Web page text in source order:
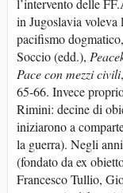
l’intervento delle
in Jugoslavia voleva
pacifismo
Soccio (edd.),
Pace con mezzi civili
65-66. Invece
Rimini: decine di
iniziarono a
la guerra). Negli
(fondato da ex
Francesco Tullio,